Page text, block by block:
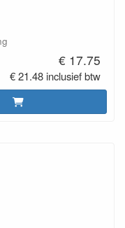
€ 17.75
€ 21.48 inclusief btw